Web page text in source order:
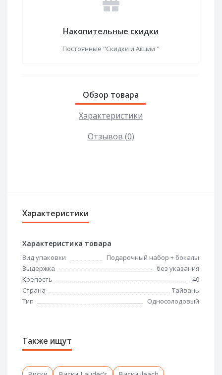
Накопительные скидки
Постоянные "Скидки и Акции "
Обзор товара
Характеристики
Отзывов (0)
Характеристики
Характеристика товара
Вид упаковки
Подарочный набор + бокалы
Выдержка
без указания
Крепость
40
Страна
Тайвань
Тип
Односолодовый
Также ищут